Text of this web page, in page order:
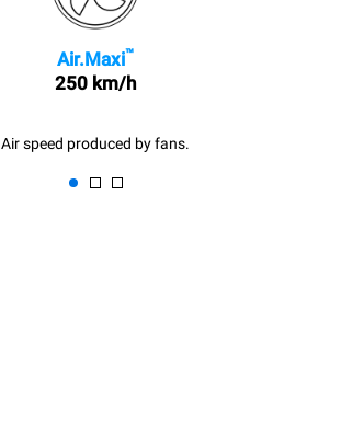
Air.Maxi™
250 km/h
Air speed produced by fans.